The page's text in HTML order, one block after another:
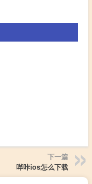
下一篇
哔咔ios怎么下载